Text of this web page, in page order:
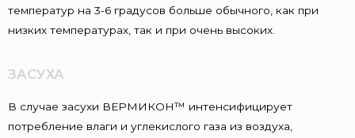
температур на 3-6 градусов больше обычного, как при
низких температурах, так и при очень высоких.
ЗАСУХА
В случае засухи ВЕРМИКОН™ интенсифицирует
потребление влаги и углекислого газа из воздуха,